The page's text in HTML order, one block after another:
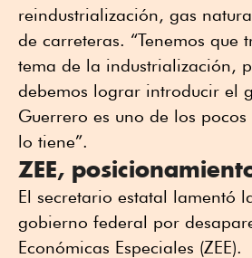
reindustrialización, gas
de carreteras. “Tenemos que
tema de la industrialización,
debemos lograr introducir el
Guerrero es uno de los pocos
lo tiene”.
ZEE,
El secretario estatal lamentó
gobierno federal por
Económicas Especiales (ZEE).